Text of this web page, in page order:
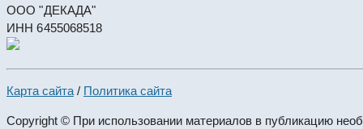
ООО "ДЕКАДА"
ИНН 6455068518
Карта сайта / Политика сайта
Copyright © При использовании материалов в публикацию